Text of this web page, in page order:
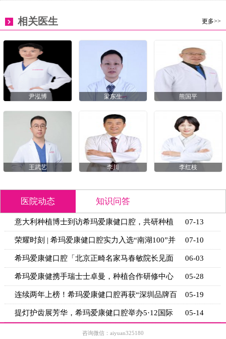
更多>>
相关医生
尹泓博 梁东生 熊国平
王武艺 李川 李红枝
医院动态 知识问答
缺牙多年牙槽骨萎缩，还能镶牙吗？骨增量方案
+适用条
07-18
根管治疗后的牙齿，做牙套要等多久？不同情况
的等待时
07-17
矫正完嘴凸二次矫正有用吗？骨钉辅助内收的3个
关键条
07-16
镶牙前为什么要先拍CT？牙槽骨条件评估的3个
关键指标
07-15
间隙保持器戴多久能拆？恒牙萌出进度对照表+复
诊时间
07-14
意大利种植博士到访希玛爱康健口腔，共研种植 07-13
咨询微信：aiyuan325180